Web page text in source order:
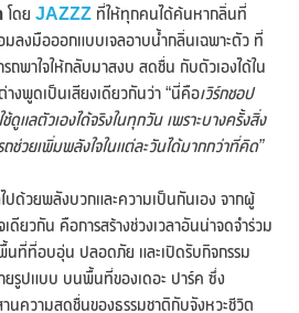
โดย JAZZZ ที่ให้ทุกคนได้ค้นหากลิ่นที่
ลงมือออกแบบเจลอาบน้ำกลิ่นเฉพาะตัว ที่
ถพาใจให้กลับมาสงบ สดชื่น กับตัวเองได้ใน
างพูดเป็นเสียงเดียวกันว่า “นี่คือเวิร์กชอป
แลตัวเองได้จริงในทุกวัน เพราะบางครั้งสิ่ง
ช่วยเพิ่มพลังใจในแต่ละวันได้มากกว่าที่คิด”
ปด้วยพลังบวกและความเป็นกันเอง จากผู้
ดียวกัน คือการสร้างช่วงเวลาอันน่าจดจำร่วม
นที่ที่อบอุ่น ปลอดภัย และเปิดรับกิจกรรม
รูปแบบ บนพื้นที่ของเดอะ ปาร์ค ซึ่ง
นความสดชื่นของธรรมชาติกับจังหวะชีวิต